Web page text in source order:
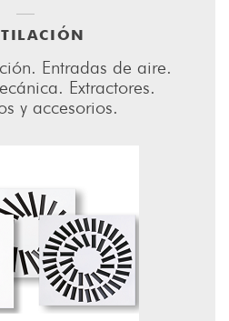
Entradas de aire.
Extractores.
y accesorios.